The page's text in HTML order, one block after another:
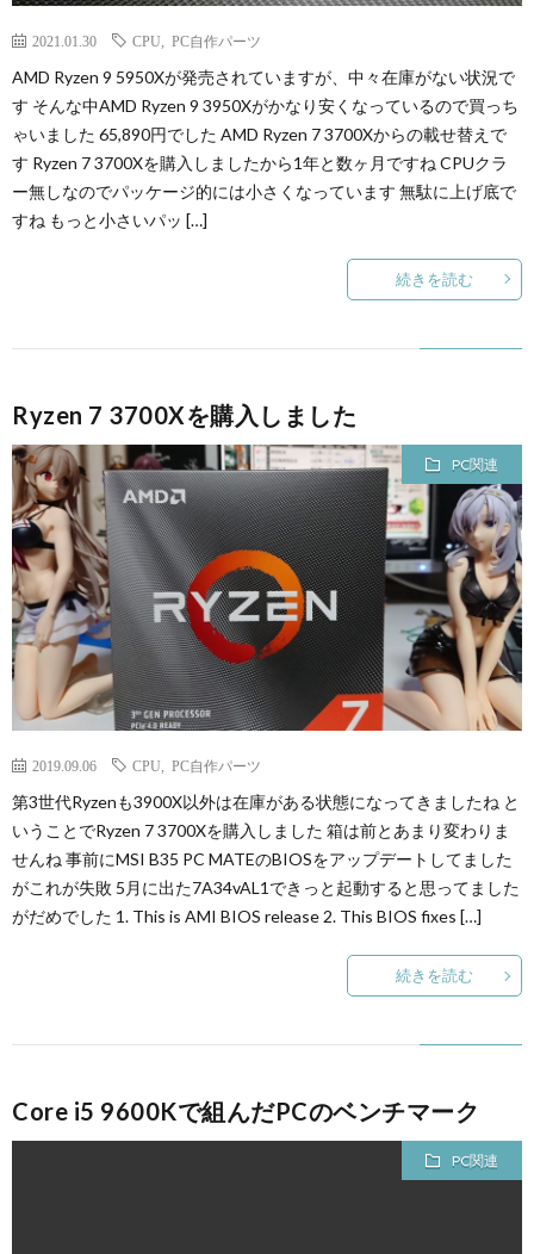
2021.01.30 CPU PC自作パーツ
AMD Ryzen 9 5950Xが発売されていますが、中々在庫がない状況で
す そんな中AMD Ryzen 9 3950Xがかなり安くなっているので買っち
ゃいました 65,890円でした AMD Ryzen 7 3700Xからの載せ替えで
す Ryzen 7 3700Xを購入しましたから1年と数ヶ月ですね CPUクラ
ー無しなのでパッケージ的には小さくなっています 無駄に上げ底で
すね もっと小さいパッ […]
続きを読む
Ryzen 7 3700Xを購入しました
PC関連
2019.09.06 CPU PC自作パーツ
第3世代Ryzenも3900X以外は在庫がある状態になってきましたね と
いうことでRyzen 7 3700Xを購入しました 箱は前とあまり変わりま
せんね 事前にMSI B35 PC MATEのBIOSをアップデートしてました
がこれが失敗 5月に出た7A34vAL1できっと起動すると思ってました
がだめでした 1. This is AMI BIOS release 2. This BIOS fixes […]
続きを読む
Core i5 9600Kで組んだPCのベンチマーク
PC関連